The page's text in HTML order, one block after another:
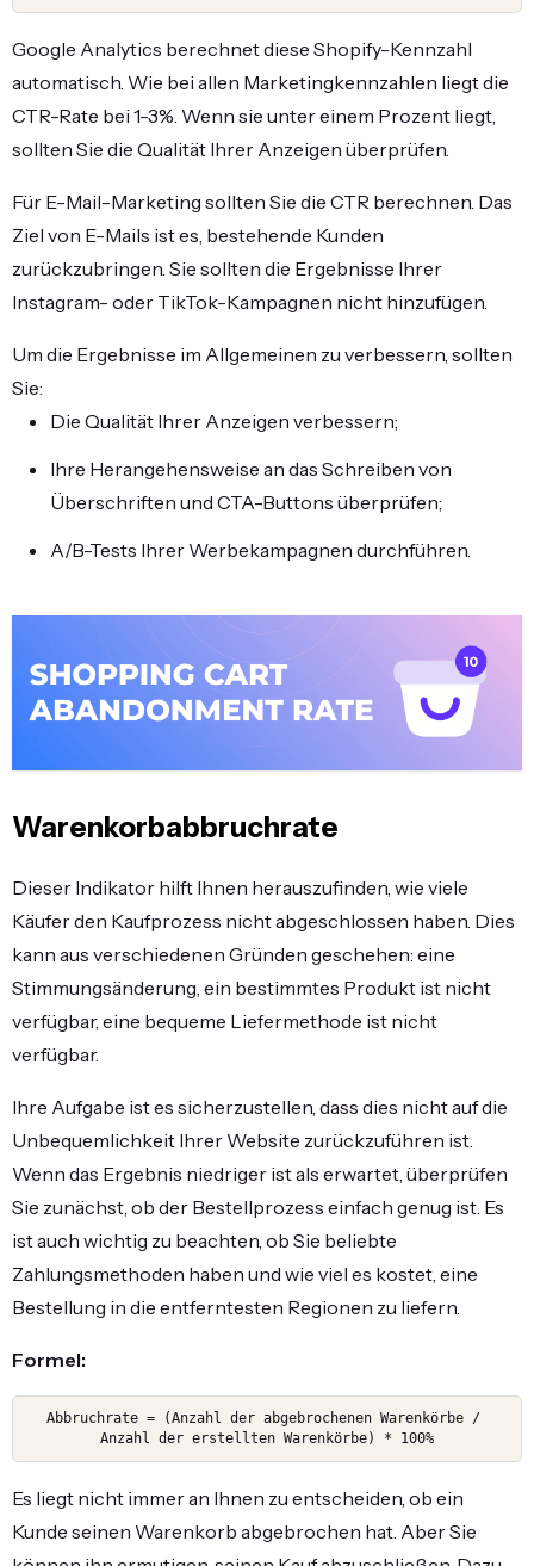
Google Analytics berechnet diese Shopify-Kennzahl
automatisch. Wie bei allen Marketingkennzahlen liegt die
CTR-Rate bei 1-3%. Wenn sie unter einem Prozent liegt,
sollten Sie die Qualität Ihrer Anzeigen überprüfen.
Für E-Mail-Marketing sollten Sie die CTR berechnen. Das
Ziel von E-Mails ist es, bestehende Kunden
zurückzubringen. Sie sollten die Ergebnisse Ihrer
Instagram- oder TikTok-Kampagnen nicht hinzufügen.
Um die Ergebnisse im Allgemeinen zu verbessern, sollten
Sie:
Die Qualität Ihrer Anzeigen verbessern;
Ihre Herangehensweise an das Schreiben von
Überschriften und CTA-Buttons überprüfen;
A/B-Tests Ihrer Werbekampagnen durchführen.
Warenkorbabbruchrate
Dieser Indikator hilft Ihnen herauszufinden, wie viele
Käufer den Kaufprozess nicht abgeschlossen haben. Dies
kann aus verschiedenen Gründen geschehen: eine
Stimmungsänderung, ein bestimmtes Produkt ist nicht
verfügbar, eine bequeme Liefermethode ist nicht
verfügbar.
Ihre Aufgabe ist es sicherzustellen, dass dies nicht auf die
Unbequemlichkeit Ihrer Website zurückzuführen ist.
Wenn das Ergebnis niedriger ist als erwartet, überprüfen
Sie zunächst, ob der Bestellprozess einfach genug ist. Es
ist auch wichtig zu beachten, ob Sie beliebte
Zahlungsmethoden haben und wie viel es kostet, eine
Bestellung in die entferntesten Regionen zu liefern.
Formel:
Abbruchrate = (Anzahl der abgebrochenen Warenkörbe /
Anzahl der erstellten Warenkörbe) * 100%
Es liegt nicht immer an Ihnen zu entscheiden, ob ein
Kunde seinen Warenkorb abgebrochen hat. Aber Sie